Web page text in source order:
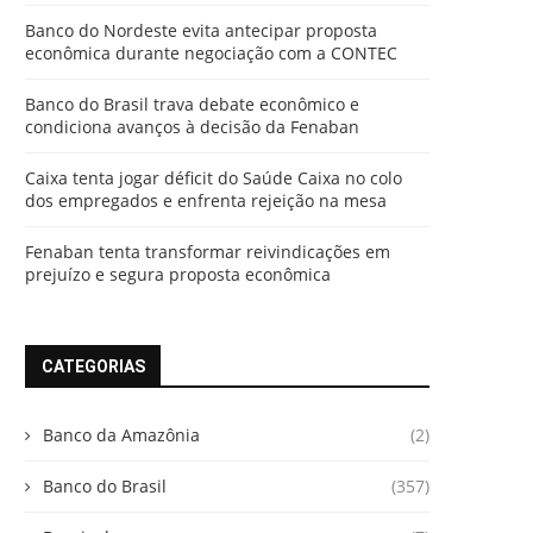
Banco do Nordeste evita antecipar proposta
econômica durante negociação com a CONTEC
Banco do Brasil trava debate econômico e
condiciona avanços à decisão da Fenaban
Caixa tenta jogar déficit do Saúde Caixa no colo
dos empregados e enfrenta rejeição na mesa
Fenaban tenta transformar reivindicações em
prejuízo e segura proposta econômica
CATEGORIAS
Banco da Amazônia (2)
Banco do Brasil (357)